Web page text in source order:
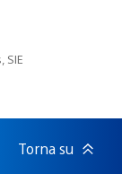
SIE
Torna su